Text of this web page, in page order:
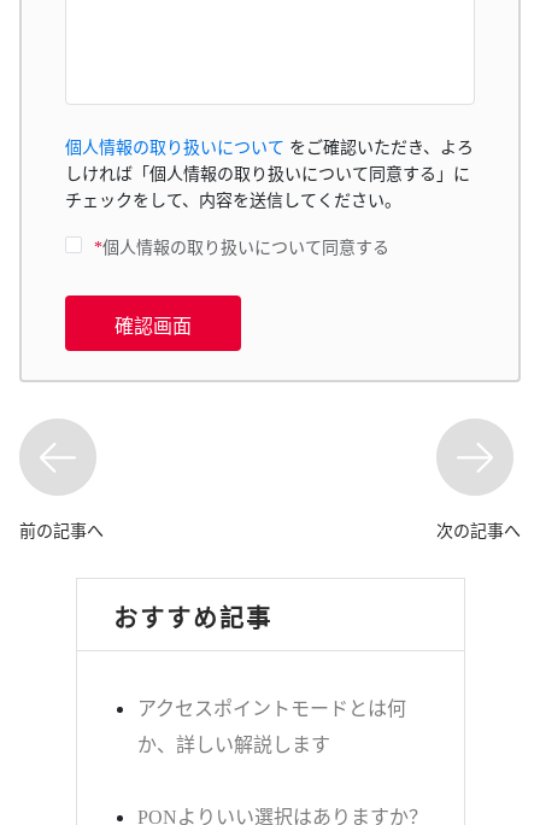
個人情報の取り扱いについて をご確認いただき、よろ
しければ「個人情報の取り扱いについて同意する」に
チェックをして、内容を送信してください。
*個人情報の取り扱いについて同意する
確認画面
前の記事へ 次の記事へ
おすすめ記事
アクセスポイントモードとは何
か、詳しい解説します
PONよりいい選択はありますか？